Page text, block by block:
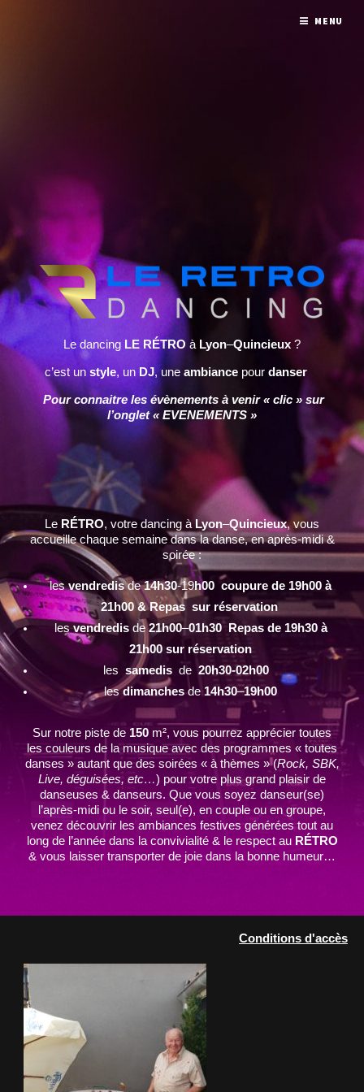
Le dancing LE RÉTRO à Lyon–Quincieux ?
c’est unstyle, un DJ, une ambiancepour danser
Pour connaitre les évènements à venir « clic » sur
l’onglet « EVENEMENTS »
Le RÉTRO, votre dancing àLyon–Quincieux, vous
accueille chaque semaine dans la danse, en après-midi &
soirée :
lesvendredisde14h30-19h00 coupure de 19h00 à
21h00 & Repas sur réservation
lesvendredisde21h00–01h30 Repas de 19h30 à
21h00 sur réservation
les samedis de20h30-02h00
lesdimanches de 14h30–19h00
Sur notre piste de 150 m², vous pourrez apprécier toutes
les couleurs de la musique avec des programmes « toutes
danses » autant que des soirées « à thèmes » (Rock, SBK,
Live, déguisées, etc…) pour votre plus grand plaisir de
danseuses & danseurs. Que vous soyez danseur(se)
l’après-midi ou le soir, seul(e), en couple ou en groupe,
venez découvrir les ambiances festives générées tout au
long de l’année dans la convivialité & le respect au RÉTRO
& vous laisser transporter de joie dans la bonne humeur…
Conditions d'accès
MENU